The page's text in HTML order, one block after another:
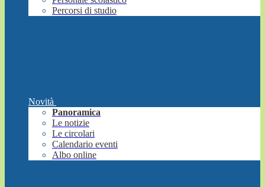
Percorsi di studio
Novità
Panoramica
Le notizie
Le circolari
Calendario eventi
Albo online